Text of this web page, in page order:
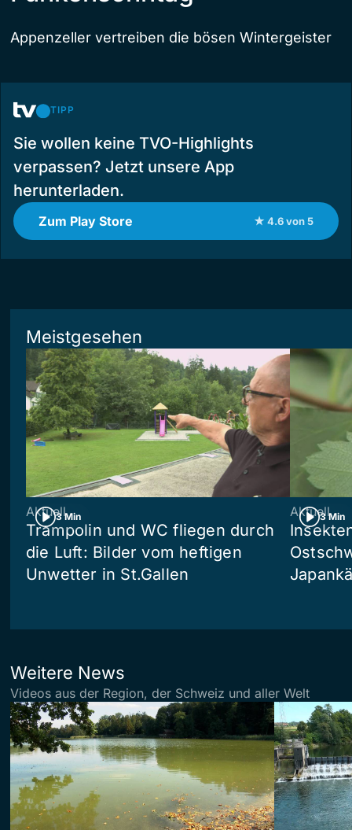
Appenzeller vertreiben die bösen Wintergeister
TIPP
Sie wollen keine TVO-Highlights
verpassen? Jetzt unsere App
herunterladen.
Zum Play Store ★ 4.6 von 5
Meistgesehen
3 Min
Aktuell
Trampolin und WC fliegen durch
die Luft: Bilder vom heftigen
Unwetter in St.Gallen
3 Min
Aktuell
Weitere News
Videos aus der Region, der Schweiz und aller Welt